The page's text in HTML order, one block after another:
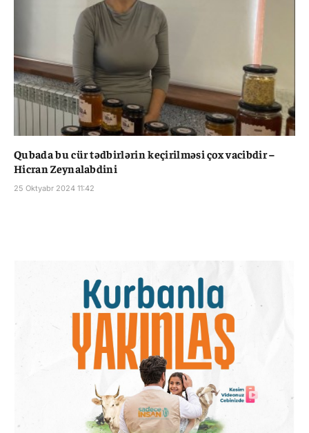
Qubada bu cür tədbirlərin keçirilməsi çox vacibdir –
Hicran Zeynalabdini
25 Oktyabr 2024 11:42